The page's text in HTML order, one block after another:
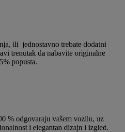
ili jednostavno trebate dodatni
trenutak da nabavite originalne
popusta.
% odgovaraju vašem vozilu, uz
i elegantan dizajn i izgled.